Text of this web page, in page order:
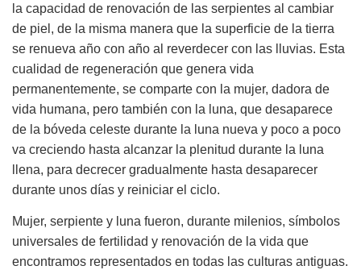
la capacidad de renovación de las serpientes al cambiar
de piel, de la misma manera que la superficie de la tierra
se renueva año con año al reverdecer con las lluvias. Esta
cualidad de regeneración que genera vida
permanentemente, se comparte con la mujer, dadora de
vida humana, pero también con la luna, que desaparece
de la bóveda celeste durante la luna nueva y poco a poco
va creciendo hasta alcanzar la plenitud durante la luna
llena, para decrecer gradualmente hasta desaparecer
durante unos días y reiniciar el ciclo.
Mujer, serpiente y luna fueron, durante milenios, símbolos
universales de fertilidad y renovación de la vida que
encontramos representados en todas las culturas antiguas.